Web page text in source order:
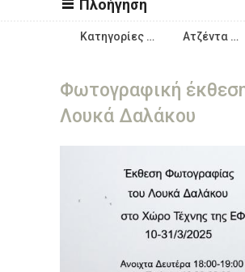
Πλοήγηση
Κατηγορίες … Ατζέντα …
Φωτογραφική
Λουκά Δαλάκου